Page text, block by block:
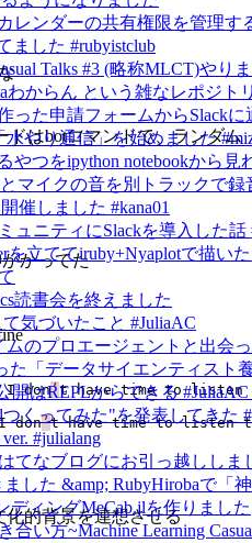
レンダーの共有権限を管理す
ました #rubyistclub
Talks #3 (略称MLCT)やり
わからん という雑なレポジ
った申請フォームからSlack
水やり通信」を始めました
やつをipython notebookから見
とマイクの音を別トラックで
催しました #kana01
ュニティにSlackを導入した話
を立ててiruby+Nyaplotで描い
読書会を終えました
て気づいたこと #JuliaAC
ムのプロエージェントと出会
た「データサイエンティス
開はREPLからできる #JuliaAC
つくってみた"を発表してきた
#julialang
はてなブログにお引っ越ししま
した &amp; RubyHirobaで「
ディングMeCab.jlを作りました
合い方~Machine Learning
ドはbotコマンドで、ランダム
かってた
I don’t have time to listen
I don’t have time to listen
的背景を連想させる